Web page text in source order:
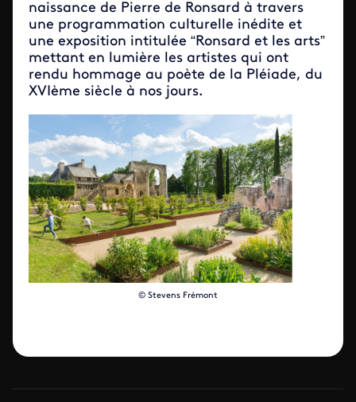
naissance de Pierre de Ronsard à travers
une programmation culturelle inédite et
une exposition intitulée “Ronsard et les arts”
mettant en lumière les artistes qui ont
rendu hommage au poète de la Pléiade, du
XVIème siècle à nos jours.
© Stevens Frémont